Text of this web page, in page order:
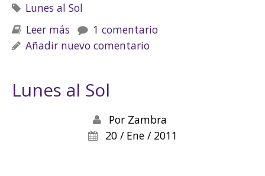
Lunes al Sol
Leer más sobre Lunes al Sol
1 comentario
Añadir nuevo comentario
Lunes al Sol
Por Zambra
20 / Ene / 2011